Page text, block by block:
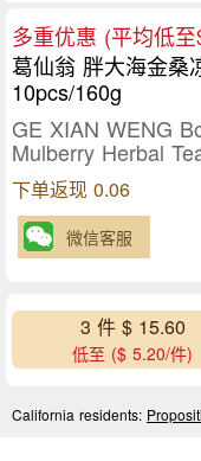
多重优惠 (平均低
葛仙翁 胖大海金桑
10pcs/160g
GE XIAN WENG
Mulberry Herbal
下单返现 0.06
微信客服
3 件 $ 15.60
低至 ($ 5.20/件)
California residents: